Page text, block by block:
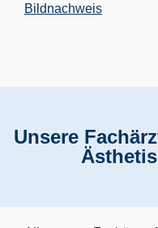
Bildnachweis
Unsere